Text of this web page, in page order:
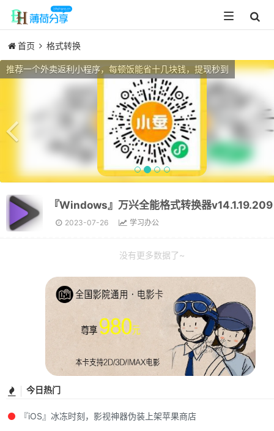
Toggle
navigation
首页 格式转换
推荐一个外卖返利小程序，每顿饭能省十几块钱，提现秒到
Previous
2023-07-26 学习办公
没有更多数据了~
今日热门
『iOS』冰冻时刻，影视神器伪装上架苹果商店